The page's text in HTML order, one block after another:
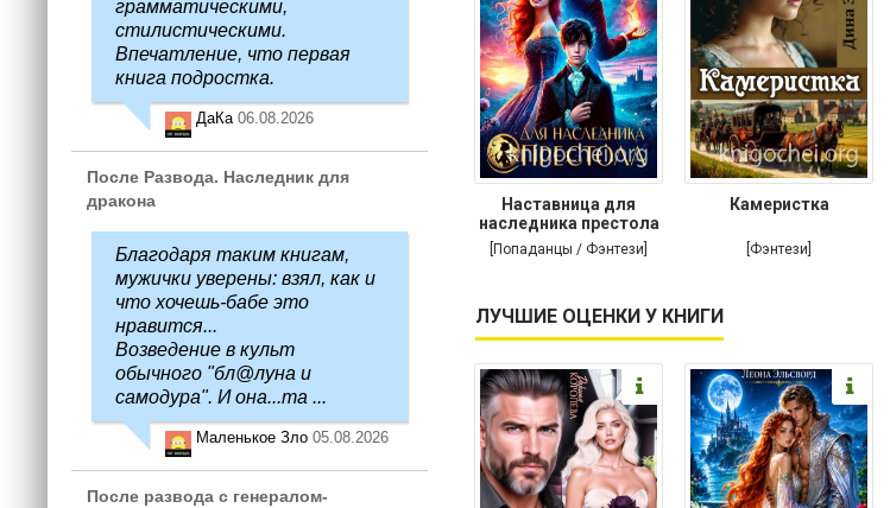
Наставница для
наследника престола
[Попаданцы / Фэнтези]
Камеристка
[Фэнтези]
ЛУЧШИЕ ОЦЕНКИ У КНИГИ
грамматическими,
стилистическими.
Впечатление, что первая
книга подростка.
ДаКа 06.08.2026
После Развода. Наследник для
дракона
Благодаря таким книгам,
мужички уверены: взял, как и
что хочешь-бабе это
нравится...
Возведение в культ
обычного "бл@луна и
самодура". И она...та ...
Маленькое Зло 05.08.2026
После развода с генералом-